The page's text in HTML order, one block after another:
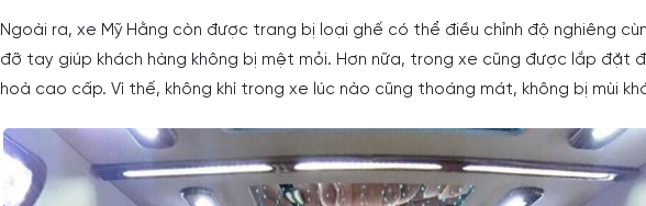
Ngoài ra, xe Mỹ Hằng còn được trang bị loại ghế có thể điều chỉnh độ nghiêng
đỡ tay giúp khách hàng không bị mệt mỏi. Hơn nữa, trong xe cũng được lắp đặt
hoà cao cấp. Vì thế, không khí trong xe lúc nào cũng thoáng mát, không bị mùi